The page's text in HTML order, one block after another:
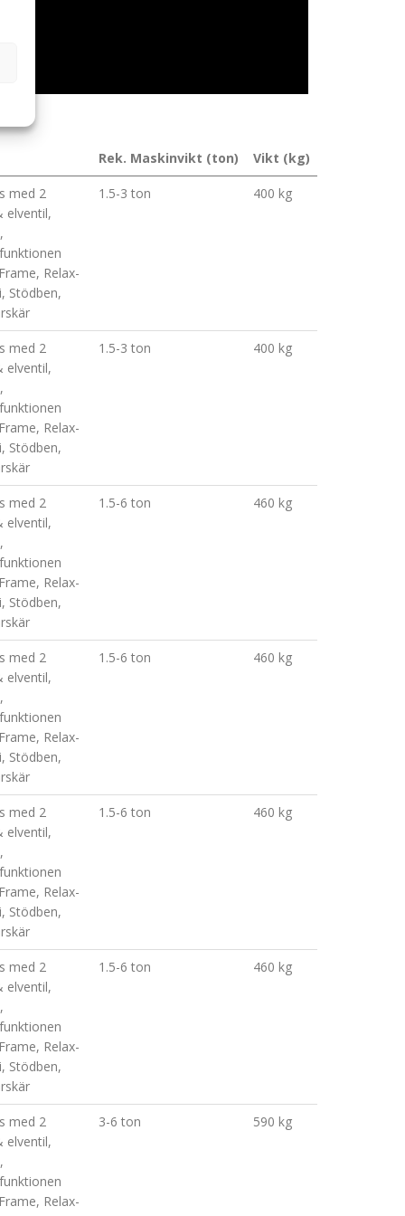
Rek. Maskinvikt (ton) Vikt (kg)
med 2
elventil,
Relax-
Stödben,
1.5-3 ton 400 kg
med 2
elventil,
Relax-
Stödben,
1.5-3 ton 400 kg
med 2
elventil,
Relax-
Stödben,
1.5-6 ton 460 kg
med 2
elventil,
Relax-
Stödben,
1.5-6 ton 460 kg
med 2
elventil,
Relax-
Stödben,
1.5-6 ton 460 kg
med 2
elventil,
Relax-
Stödben,
1.5-6 ton 460 kg
med 2
elventil,
Relax-
3-6 ton 590 kg